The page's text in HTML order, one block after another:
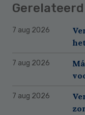
7 aug 2026
7 aug 2026
7 aug 2026